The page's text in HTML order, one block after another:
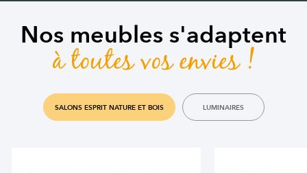
Nos meubles s'adaptent
à toutes vos envies !
SALONS ESPRIT NATURE ET BOIS LUMINAIRES